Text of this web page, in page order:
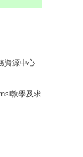
資源中心
教學及求